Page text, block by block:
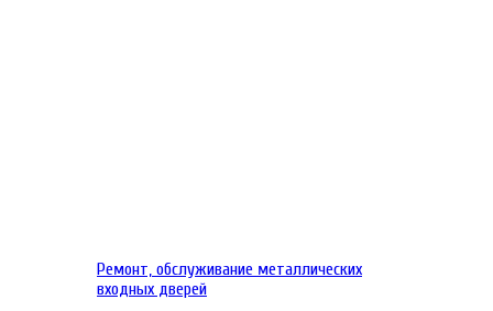
Ремонт, обслуживание металлических
входных дверей